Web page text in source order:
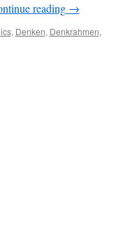
reading →
, Denken, Denkrahmen,